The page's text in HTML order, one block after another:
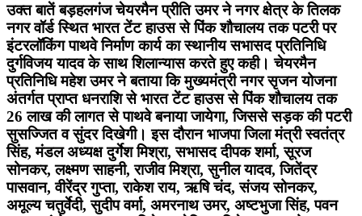
उक्त बातें बड़हलगंज चेयरमैन प्रीति उमर ने नगर क्षेत्र के तिलक
नगर वॉर्ड स्थित भारत टेंट हाउस से पिंक शौचालय तक पटरी पर
इंटरलॉकिंग पाथवे निर्माण कार्य का स्थानीय सभासद प्रतिनिधि
दुर्गविजय यादव के साथ शिलान्यास करते हुए कही। चेयरमैन
प्रतिनिधि महेश उमर ने बताया कि मुख्यमंत्री नगर सृजन योजना
अंतर्गत प्राप्त धनराशि से भारत टेंट हाउस से पिंक शौचालय तक
26 लाख की लागत से पाथवे बनाया जायेगा, जिससे सड़क की पटरी
सुसज्जित व सुंदर दिखेगी। इस दौरान भाजपा जिला मंत्री स्वतंत्र
सिंह, मंडल अध्यक्ष दुर्गेश मिश्रा, सभासद दीपक शर्मा, सूरज
सोनकर, लक्ष्मण साहनी, राजीव मिश्रा, सुनील यादव, जितेंद्र
पासवान, वीरेंद्र गुप्ता, राकेश राय, ऋषि चंद, संजय सोनकर,
अमूल्य चतुर्वेदी, सुदीप वर्मा, अमरनाथ उमर, अष्टभुजा सिंह, पवन